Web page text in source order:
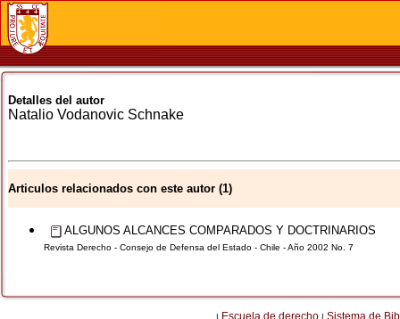
Detalles del autor
Natalio Vodanovic Schnake
Articulos relacionados con este autor (1)
ALGUNOS ALCANCES COMPARADOS Y DOCTRINARIOS
Revista Derecho - Consejo de Defensa del Estado - Chile - Año 2002 No. 7
| Escuela de derecho | Sistema de